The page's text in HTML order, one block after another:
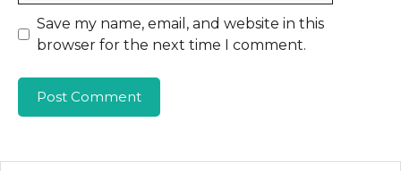
Save my name, email, and website in this
browser for the next time I comment.